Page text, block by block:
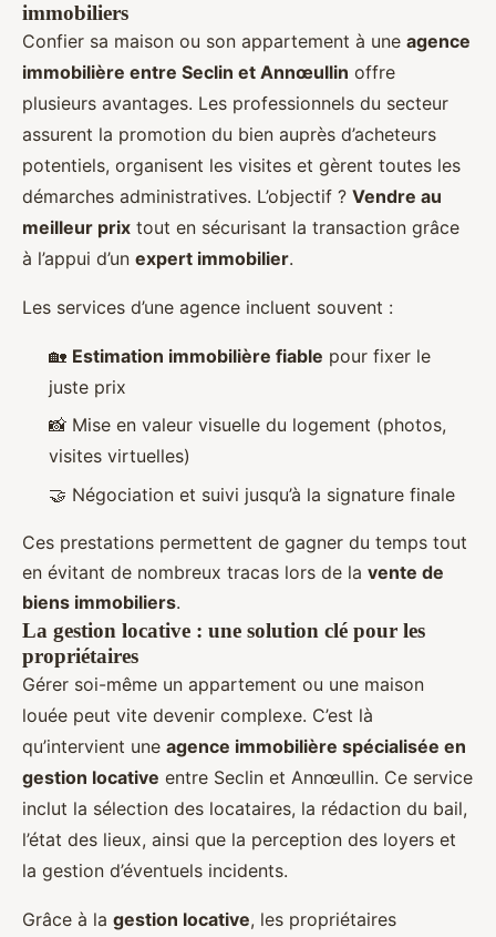
immobiliers
Confier sa maison ou son appartement à une agence
immobilière entre Seclin et Annœullin offre
plusieurs avantages. Les professionnels du secteur
assurent la promotion du bien auprès d’acheteurs
potentiels, organisent les visites et gèrent toutes les
démarches administratives. L’objectif ? Vendre au
meilleur prix tout en sécurisant la transaction grâce
à l’appui d’un expert immobilier.
Les services d’une agence incluent souvent :
🏡 Estimation immobilière fiable pour fixer le
juste prix
📸 Mise en valeur visuelle du logement (photos,
visites virtuelles)
🤝 Négociation et suivi jusqu’à la signature finale
Ces prestations permettent de gagner du temps tout
en évitant de nombreux tracas lors de la vente de
biens immobiliers.
La gestion locative : une solution clé pour les
propriétaires
Gérer soi-même un appartement ou une maison
louée peut vite devenir complexe. C’est là
qu’intervient une agence immobilière spécialisée en
gestion locative entre Seclin et Annœullin. Ce service
inclut la sélection des locataires, la rédaction du bail,
l’état des lieux, ainsi que la perception des loyers et
la gestion d’éventuels incidents.
Grâce à la gestion locative, les propriétaires